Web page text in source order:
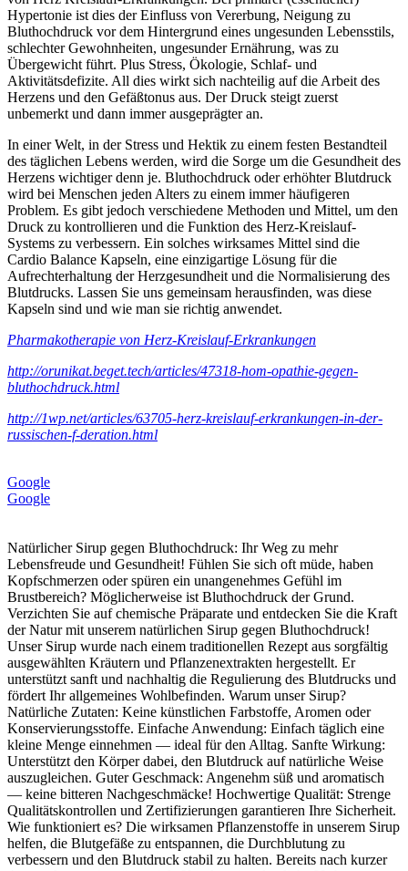
Hypertonie ist dies der Einfluss von Vererbung, Neigung zu
Bluthochdruck vor dem Hintergrund eines ungesunden Lebensstils,
schlechter Gewohnheiten, ungesunder Ernährung, was zu
Übergewicht führt. Plus Stress, Ökologie, Schlaf- und
Aktivitätsdefizite. All dies wirkt sich nachteilig auf die Arbeit des
Herzens und den Gefäßtonus aus. Der Druck steigt zuerst
unbemerkt und dann immer ausgeprägter an.
In einer Welt, in der Stress und Hektik zu einem festen Bestandteil
des täglichen Lebens werden, wird die Sorge um die Gesundheit des
Herzens wichtiger denn je. Bluthochdruck oder erhöhter Blutdruck
wird bei Menschen jeden Alters zu einem immer häufigeren
Problem. Es gibt jedoch verschiedene Methoden und Mittel, um den
Druck zu kontrollieren und die Funktion des Herz-Kreislauf-
Systems zu verbessern. Ein solches wirksames Mittel sind die
Cardio Balance Kapseln, eine einzigartige Lösung für die
Aufrechterhaltung der Herzgesundheit und die Normalisierung des
Blutdrucks. Lassen Sie uns gemeinsam herausfinden, was diese
Kapseln sind und wie man sie richtig anwendet.
Pharmakotherapie von Herz-Kreislauf-Erkrankungen
http://orunikat.beget.tech/articles/47318-hom-opathie-gegen-
bluthochdruck.html
http://1wp.net/articles/63705-herz-kreislauf-erkrankungen-in-der-
russischen-f-deration.html
Google
Google
Natürlicher Sirup gegen Bluthochdruck: Ihr Weg zu mehr
Lebensfreude und Gesundheit! Fühlen Sie sich oft müde, haben
Kopfschmerzen oder spüren ein unangenehmes Gefühl im
Brustbereich? Möglicherweise ist Bluthochdruck der Grund.
Verzichten Sie auf chemische Präparate und entdecken Sie die Kraft
der Natur mit unserem natürlichen Sirup gegen Bluthochdruck!
Unser Sirup wurde nach einem traditionellen Rezept aus sorgfältig
ausgewählten Kräutern und Pflanzenextrakten hergestellt. Er
unterstützt sanft und nachhaltig die Regulierung des Blutdrucks und
fördert Ihr allgemeines Wohlbefinden. Warum unser Sirup?
Natürliche Zutaten: Keine künstlichen Farbstoffe, Aromen oder
Konservierungsstoffe. Einfache Anwendung: Einfach täglich eine
kleine Menge einnehmen — ideal für den Alltag. Sanfte Wirkung:
Unterstützt den Körper dabei, den Blutdruck auf natürliche Weise
auszugleichen. Guter Geschmack: Angenehm süß und aromatisch
— keine bitteren Nachgeschmäcke! Hochwertige Qualität: Strenge
Qualitätskontrollen und Zertifizierungen garantieren Ihre Sicherheit.
Wie funktioniert es? Die wirksamen Pflanzenstoffe in unserem Sirup
helfen, die Blutgefäße zu entspannen, die Durchblutung zu
verbessern und den Blutdruck stabil zu halten. Bereits nach kurzer